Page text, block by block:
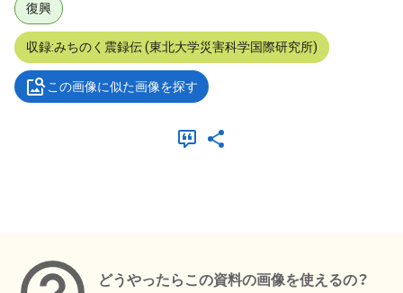
復興
収録:みちのく震録伝 (東北大学災害科学国際研究所)
この画像に似た画像を探す
どうやったらこの資料の画像を使えるの？